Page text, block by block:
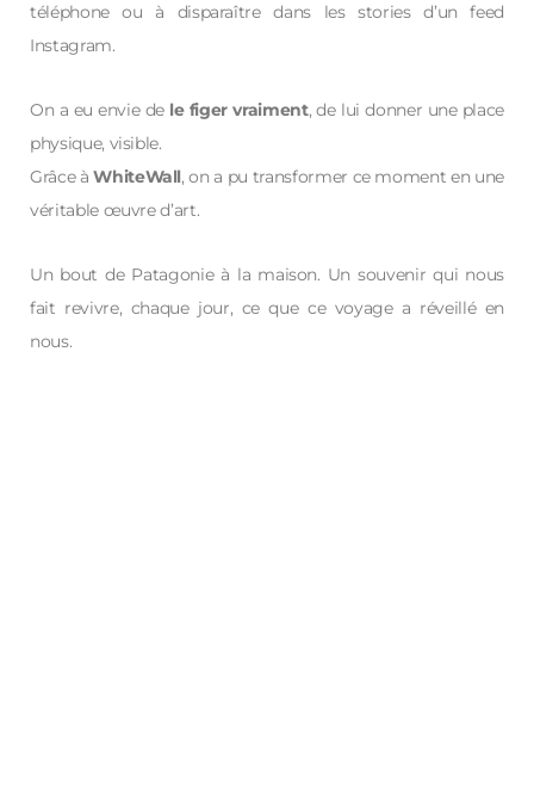
téléphone ou à disparaître dans les stories d’un feed
Instagram.
On a eu envie de le figer vraiment, de lui donner une place
physique, visible.
Grâce àWhiteWall, on a pu transformer ce moment en une
véritable œuvre d’art.
Un bout de Patagonie à la maison. Un souvenir qui nous
fait revivre, chaque jour, ce que ce voyage a réveillé en
nous.